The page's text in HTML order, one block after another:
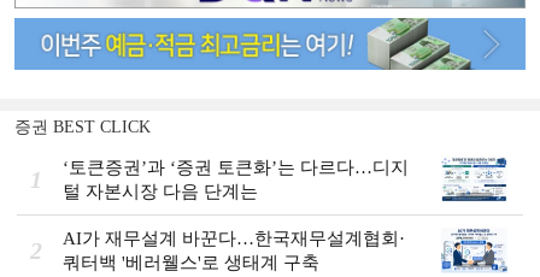
증권 BEST CLICK
1
‘토큰증권’과 ‘증권 토큰화’는 다르다…디지
털 자본시장 다음 단계는
2
AI가 재무설계 바꾼다…한국재무설계협회·
쿼터백 '베러웰스'로 생태계 구축